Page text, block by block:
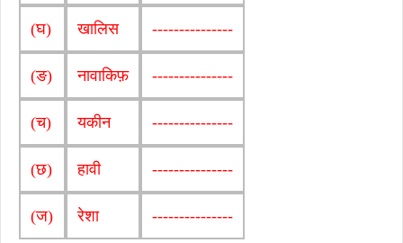
(घ) खालिस ---------------
(ङ) नावाकिफ़ ---------------
(च) यकीन ---------------
(छ) हावी ---------------
(ज) रेशा ---------------